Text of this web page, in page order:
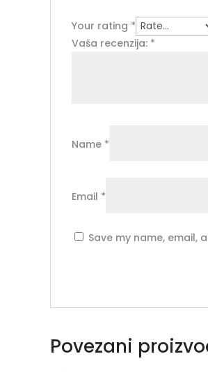
Your rating *
Vaša recenzija: *
Name *
Email *
Save my name, email,
Povezani